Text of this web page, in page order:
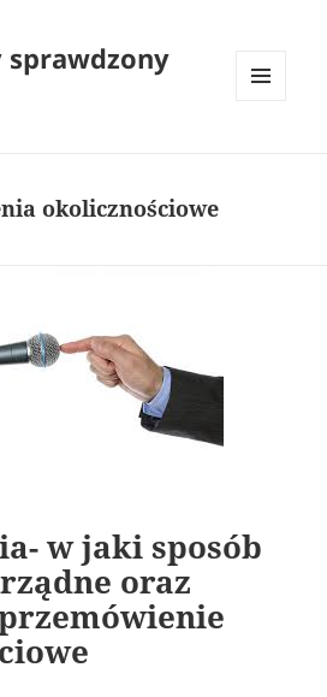
sprawdzony
okolicznościowe
w jaki sposób
oraz